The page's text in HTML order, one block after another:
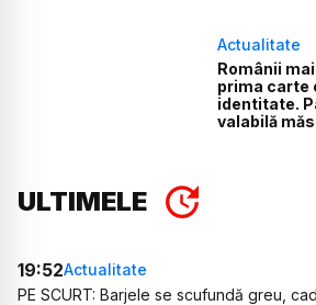
Actualitate
Românii
prima carte
identitate.
valabilă
ULTIMELE
19:52Actualitate
PE SCURT: Barjele se scufundă greu,